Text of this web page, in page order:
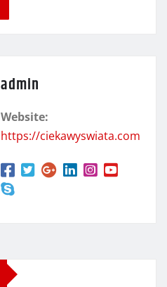
admin
Website:
https://ciekawyswiata.com